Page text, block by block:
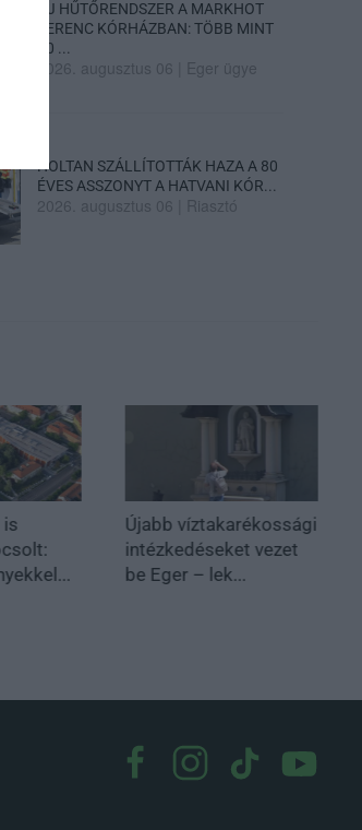
ÚJ HŰTŐRENDSZER A MARKHOT
FERENC KÓRHÁZBAN: TÖBB MINT
70 ...
2026. augusztus 06 Eger ügye
HOLTAN SZÁLLÍTOTTÁK HAZA A 80
ÉVES ASSZONYT A HATVANI KÓR...
2026. augusztus 06 Riasztó
is
Újabb víztakarékossági
intézkedéseket vezet
be Eger – lek...